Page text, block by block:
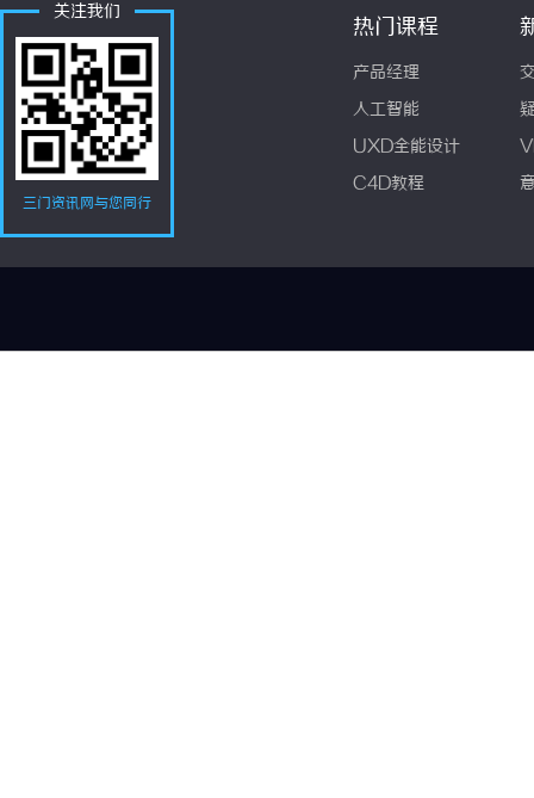
关注我们
三门资讯网与您同行
热门课程
产品经理
人工智能
UXD全能设计
C4D教程